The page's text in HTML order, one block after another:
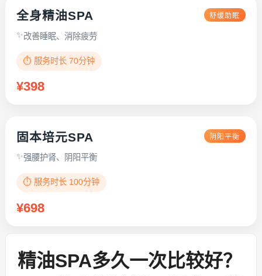
全身精油SPA 舒缓助眠
改善睡眠、消除疲劳
⏱️ 服务时长 70分钟
¥398
固本培元SPA 阴阳平衡
强腰护肾、阴阳平衡
⏱️ 服务时长 100分钟
¥698
精油SPA多久一次比较好？